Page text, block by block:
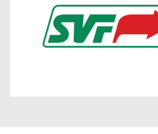
August-Bebel-Str. 2
Böttnerstraße 1
15232 Frankfurt (Oder)